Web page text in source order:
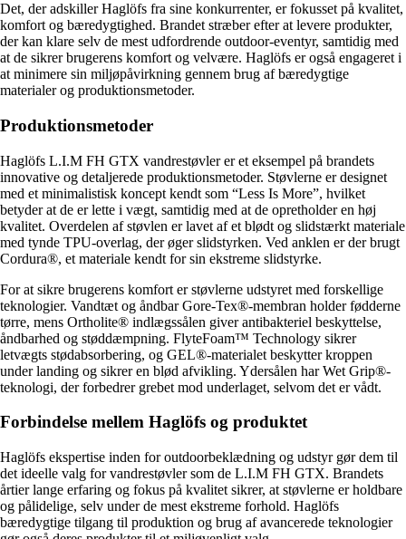
Det, der adskiller Haglöfs fra sine konkurrenter, er fokusset på kvalitet,
komfort og bæredygtighed. Brandet stræber efter at levere produkter,
der kan klare selv de mest udfordrende outdoor-eventyr, samtidig med
at de sikrer brugerens komfort og velvære. Haglöfs er også engageret i
at minimere sin miljøpåvirkning gennem brug af bæredygtige
materialer og produktionsmetoder.
Produktionsmetoder
Haglöfs L.I.M FH GTX vandrestøvler er et eksempel på brandets
innovative og detaljerede produktionsmetoder. Støvlerne er designet
med et minimalistisk koncept kendt som “Less Is More”, hvilket
betyder at de er lette i vægt, samtidig med at de opretholder en høj
kvalitet. Overdelen af støvlen er lavet af et blødt og slidstærkt materiale
med tynde TPU-overlag, der øger slidstyrken. Ved anklen er der brugt
Cordura®, et materiale kendt for sin ekstreme slidstyrke.
For at sikre brugerens komfort er støvlerne udstyret med forskellige
teknologier. Vandtæt og åndbar Gore-Tex®-membran holder fødderne
tørre, mens Ortholite® indlægssålen giver antibakteriel beskyttelse,
åndbarhed og støddæmpning. FlyteFoam™ Technology sikrer
letvægts stødabsorbering, og GEL®-materialet beskytter kroppen
under landing og sikrer en blød afvikling. Ydersålen har Wet Grip®-
teknologi, der forbedrer grebet mod underlaget, selvom det er vådt.
Forbindelse mellem Haglöfs og produktet
Haglöfs ekspertise inden for outdoorbeklædning og udstyr gør dem til
det ideelle valg for vandrestøvler som de L.I.M FH GTX. Brandets
årtier lange erfaring og fokus på kvalitet sikrer, at støvlerne er holdbare
og pålidelige, selv under de mest ekstreme forhold. Haglöfs
bæredygtige tilgang til produktion og brug af avancerede teknologier